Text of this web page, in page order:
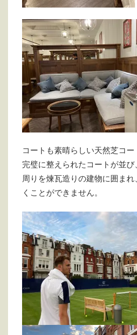
コートも素晴らしい天然芝コー
完璧に整えられたコートが並び
周りを煉瓦造りの建物に囲ま
くことができません。